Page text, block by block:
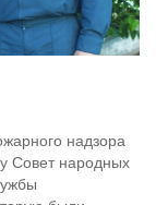
надзора
Совет народных